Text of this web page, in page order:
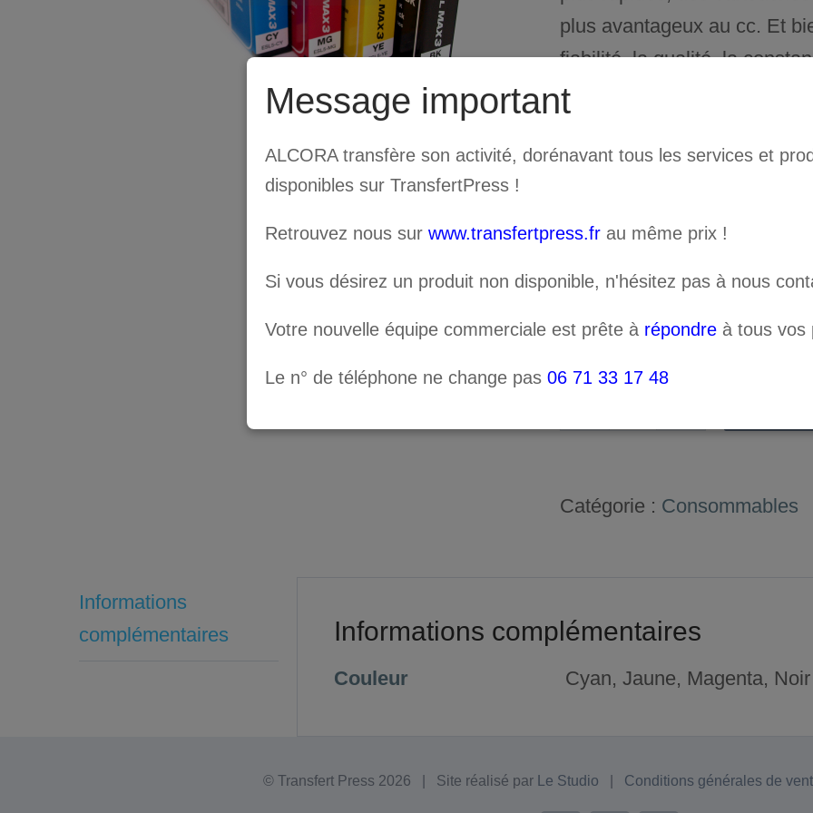
plus avantageux au cc. Et
fiabilité, la qualité, la
réputation de la gamme
Cartouches 500 cc pour
4 couleurs au choix : Cyan,
Important: si vous êtes déja
est nécessaire d’effectuer
imprimante en encres
une mise à jour firmware et
ECOSOLMAX
Catégorie : Consommables
Informations
complémentaires
Informations complémentaires
Couleur Cyan, Jaune, Magenta, Noir
© Transfert Press 2026 | Site réalisé par Le Studio Conditions générales de
Message important
ALCORA transfère son activité, dorénavant tous les services et
disponibles sur TransfertPress !
Retrouvez nous sur www.transfertpress.fr au même prix !
Si vous désirez un produit non disponible, n'hésitez pas à nous
Votre nouvelle équipe commerciale est prête à répondre à tous vos
Le n° de téléphone ne change pas 06 71 33 17 48